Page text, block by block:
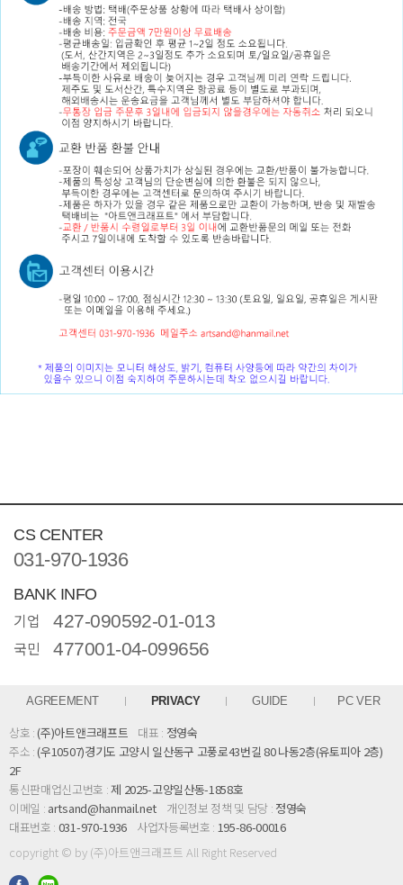
CS CENTER
031-970-1936
BANK INFO
기업 427-090592-01-013
국민 477001-04-099656
AGREEMENT PRIVACY GUIDE PC VER
상호 :(주)아트앤크래프트 대표 : 정영숙
주소 :(우10507)경기도 고양시 일산동구 고풍로43번길 80 나동2층(유토피아 2층)
2F
통신판매업신고번호 :제 2025-고양일산동-1858호
이메일 : artsand@hanmail.net 개인정보 정책 및 담당 : 정영숙
대표번호 : 031-970-1936 사업자등록번호 : 195-86-00016
copyright © by (주)아트앤크래프트 All Right Reserved